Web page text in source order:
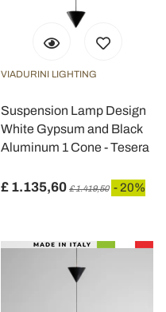
VIADURINI LIGHTING
Suspension Lamp Design
White Gypsum and Black
Aluminum 1 Cone - Tesera
£ 1.135,60 £ 1.419,50 - 20%